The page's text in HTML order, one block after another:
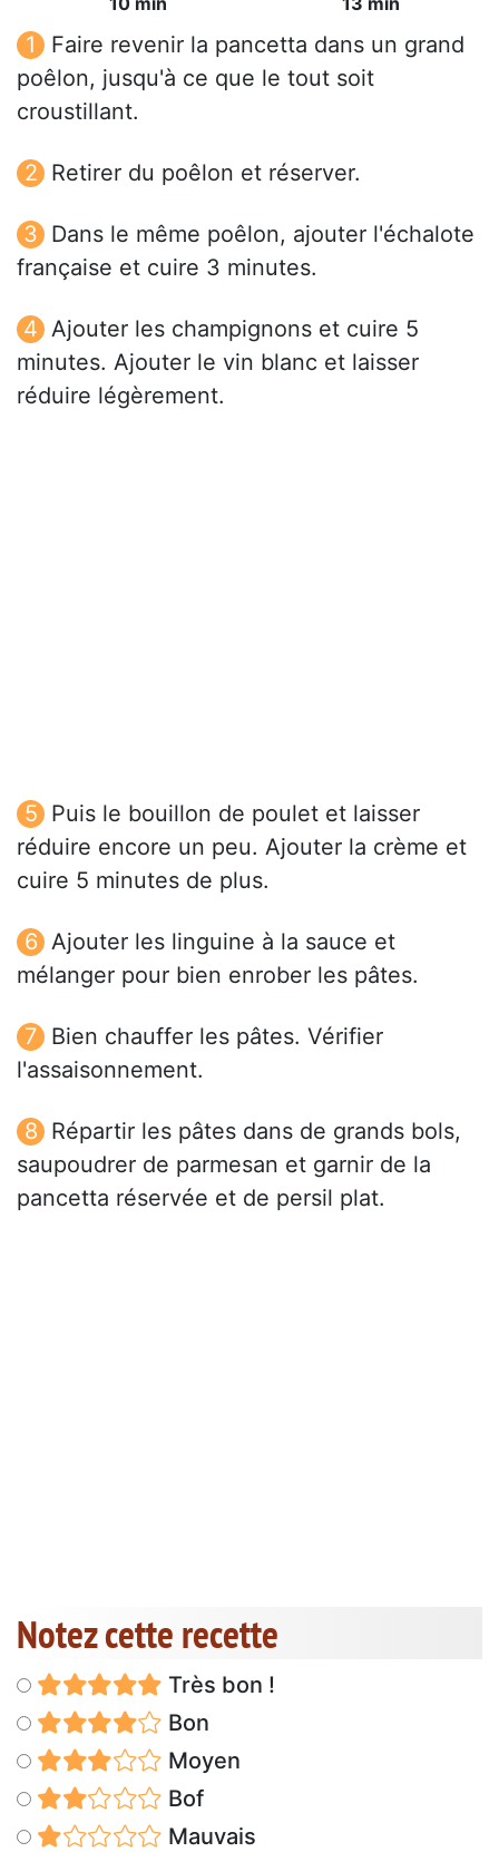
Faire revenir la pancetta dans un grand
poêlon, jusqu'à ce que le tout soit
croustillant.
Retirer du poêlon et réserver.
Dans le même poêlon, ajouter l'échalote
française et cuire 3 minutes.
Ajouter les champignons et cuire 5
minutes. Ajouter le vin blanc et laisser
réduire légèrement.
Puis le bouillon de poulet et laisser
réduire encore un peu. Ajouter la crème et
cuire 5 minutes de plus.
Ajouter les linguine à la sauce et
mélanger pour bien enrober les pâtes.
Bien chauffer les pâtes. Vérifier
l'assaisonnement.
Répartir les pâtes dans de grands bols,
saupoudrer de parmesan et garnir de la
pancetta réservée et de persil plat.
Notez cette recette
Très bon !
Bon
Moyen
Bof
Mauvais